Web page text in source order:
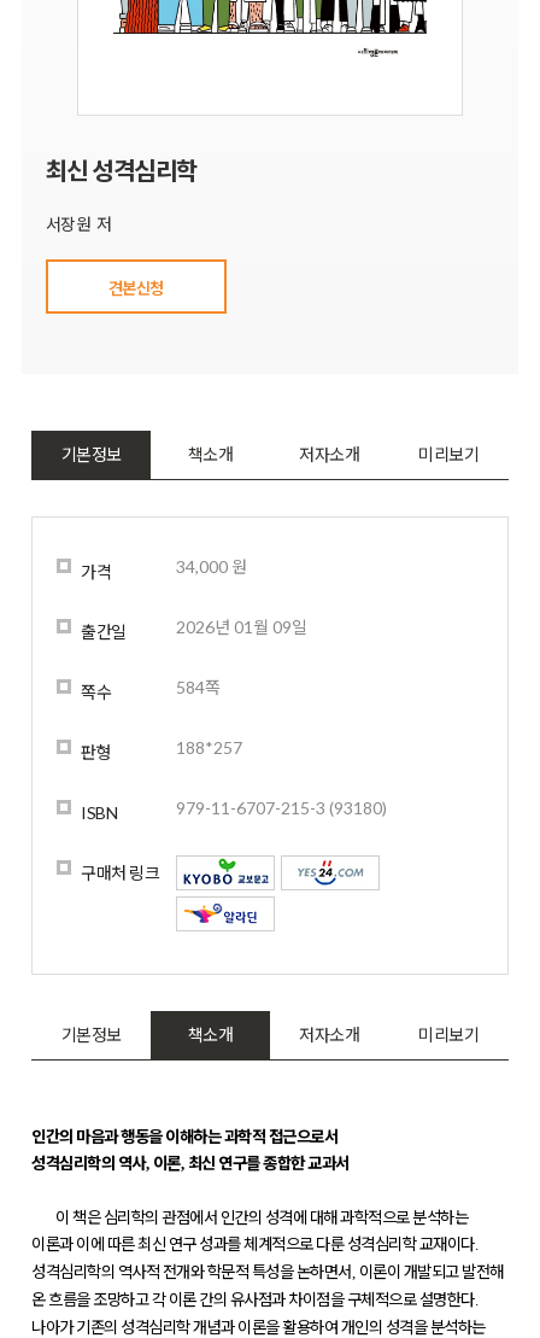
최신 성격심리학
서장원 저
견본신청
기본정보 책소개 저자소개 미리보기
가격 34,000 원
출간일 2026년 01월 09일
쪽수 584쪽
판형 188*257
ISBN 979-11-6707-215-3 (93180)
구매처 링크
기본정보 책소개 저자소개 미리보기
인간의 마음과 행동을 이해하는 과학적 접근으로서
성격심리학의 역사, 이론, 최신 연구를 종합한 교과서
이 책은 심리학의 관점에서 인간의 성격에 대해 과학적으로 분석하는
이론과 이에 따른 최신 연구 성과를 체계적으로 다룬 성격심리학 교재이다.
성격심리학의 역사적 전개와 학문적 특성을 논하면서 이론이 개발되고 발전해
온 흐름을 조망하고 각 이론 간의 유사점과 차이점을 구체적으로 설명한다.
나아가 기존의 성격심리학 개념과 이론을 활용하여 개인의 성격을 분석하는